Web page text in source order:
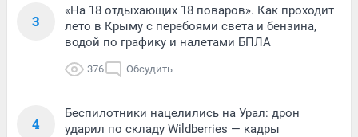
3
«На 18 отдыхающих 18 поваров». Как проходит
лето в Крыму с перебоями света и бензина,
водой по графику и налетами БПЛА
376 Обсудить
4
Беспилотники нацелились на Урал: дрон
ударил по складу Wildberries — кадры